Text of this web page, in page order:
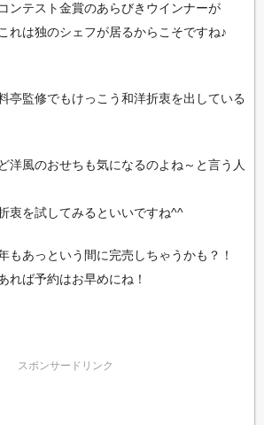
ンテスト金賞のあらびきウインナーが
れは独のシェフが居るからこそですね♪
亭監修でもけっこう和洋折衷を出している
洋風のおせちも気になるのよね～と言う人
衷を試してみるといいですね^^
もあっという間に完売しちゃうかも？！
れば予約はお早めにね！
スポンサードリンク